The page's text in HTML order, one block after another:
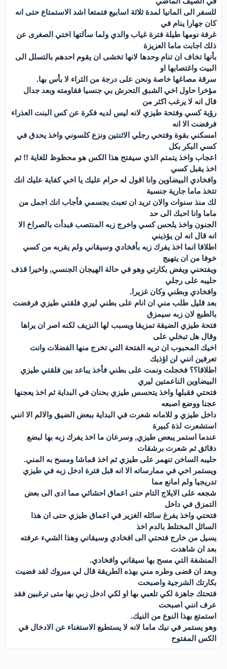
للسفر الى المانيا لمدة ثلاثة اسابيع فتمتعا اشد الاستمتاع حتى انه
كان جھارا ينام في
غرفة نومھا طيلة فترة غياب والدي ولما سألتھا اختي الصغرى عن
ذلك اجابت ماما العزيزة
بأنھا تخاف ان تنام وحدھا لانھا تخشى ان يقوم احدھم بالتسلل الى
البيت واغتصابھا او
سرقة مصاغھا خاصة ونحن على درجة من الثراء لا بأس بھا.
مؤخرا حاول اخي الشبق التحرش بي جنسيا فقاومته وبعد جدال
قال انه لا يرغب اكثر من
رؤية كسي وفتحة طيزي لانه ليس لديه فكرة عن كس البنت العذراء
فرفضت الا انه
امسكني بقوة وفتحي رجلي الاثنتين ونزع كلسوني واخذ يحدق في
كسي البكر بكل
اعجاب واخذ يتمتم الذي سيفتح ھذا الكس ھو محظوظ للغاية !! ثم
اخذ يقبل كسي
وافخادي البيضاوين وانا اقول له حرام عليك يا اخي كفاية عليك انك
تتخذ ماما جارية جنسية
لك منذ سنوات والان تريد ان تعبث بجسمي فأجاب انك اجمل من
ماما وانا احبك الى حد
الجنون واخذ يلحس كسي واخرج زبه المنتصب فبدأت بالصراخ الا
انه قال انه لن يؤذيني
اطلاقا انما اخذ يفرك زبه بأفخادي وسيقاني ولم يقربه من كسي
خوفا من ان يتھيج
ويفتحني ويفض بكارتي وھو في حالة الھيجان الجنسي, واخيرا قذف
حليبه على رجلي
وافخادي وبطني وكان غزيرا.
بعد قليل طلب مني ان انام على بطني ليري فلقتي طيزي فرفضت
بالطبع لان زبه سيمزق
فتحة طيزي الضيقة تمزيقا ويسبب لھا النزيف لكنه اصر ان يراھا
وقال ھل تبخلي على
اخيك المحبوب ان تريه الفتحة التي تخرج منھا الفضلات وانت
تعرفين انني لن اؤذيك
اطلاقا؟؟ فخجلت ونمت على بطني فأخذ يباعد بين فلقتي طيزي
البيضاوين الناعمتين ليري
فتحتي فقبلھا واخذ يتحسس طيزي بحنان في البداية ثم اخذ يعجنھا
عجنا ووضع اصبعه
داخل طيزي و للامانه شعرت في البداية ببعض الضيق والالم الا انني
استشعرت لذة كبيرة
عندما استمر يبعص طيزي, وسرعان ما اخذ يفرك زبه بھا لبضع
دقائق ثم شعرت برشقات
حليبه الساخن تنھمر على طيزي ثم اخذ قماشا ومسح به المني.
ويستمر اخي في ممارساته الا انه قبل فترة ادخل زبه في طيزي
تدريجيا ولم امانع مما
شجعه على الايلاج التام حتى اعماق احشائي مما ادى الى بعض
التمزق في داخل
فتحتي واخذ يفرغ سائله الغزير في اعماق طيزي حتى ان ھذا
السائل المختلط بالدم اخذ
يسيل من خارج فتحتي الى افخادي وسيقاني وھذا الشيء عرفته
بعد ان شاھدت
المنشفة التي مسح بھا سيقاني وافخادي.
وبعد ان قضى وطره مني بھذه الطريقة قال لي مبروك لقد فضيت
بكارتك الشرجية واصبحت
فتحتك جاھزة لكي تلعبي بھا او لكي ادخل زبي بھا متى ترغبين فقد
عرف انني اصبحت
استمتع بھذا النوع من النيك.
وھو يستمر في نيك ماما لانه لا يستطيع الاستغناء عن الادخال في
الكس المفتوح